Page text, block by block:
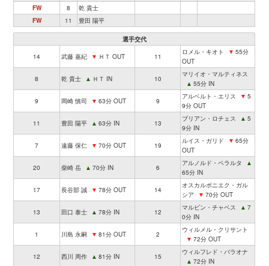
FW
8
乾 貴士
FW
11 豊田 陽平
選手交代
14 武藤 嘉紀 ▼ ＨＴ OUT 11
ロメル・キオト ▼ 55分
OUT
8 乾 貴士 ▲ ＨＴ IN 10
マリイオ・マルティネス
▲ 55分 IN
9 岡崎 慎司 ▼ 63分 OUT 9
アルベルト・エリス ▼ 5
9分 OUT
11 豊田 陽平 ▲ 63分 IN 13
ブリアン・ロチェス ▲ 5
9分 IN
7 遠藤 保仁 ▼ 70分 OUT 19
ルイス・ガリド ▼ 65分
OUT
20 柴崎 岳 ▲ 70分 IN 6
アルノルド・ペラルタ
▲
65分 IN
17 長谷部 誠 ▼ 78分 OUT 14
オスカルボニエク・ガル
シア
▼ 70分 OUT
13 田口 泰士 ▲ 78分 IN 12
マルビン・チャベス ▲ 7
0分 IN
1 川島 永嗣 ▼ 81分 OUT 2
ウィルメル・クリサント
▼ 72分 OUT
12 西川 周作 ▲ 81分 IN 15
ウィルフレド・バラオナ
▲ 72分 IN